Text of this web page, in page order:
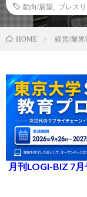
動向/展望
プレス
HOME 経営/業界
月刊LOGI-BIZ 7